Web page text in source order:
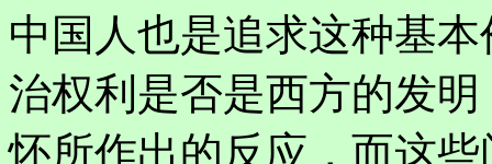
中国人也是追求这种基
治权利是否是西方的发
怀所作出的反应，而这